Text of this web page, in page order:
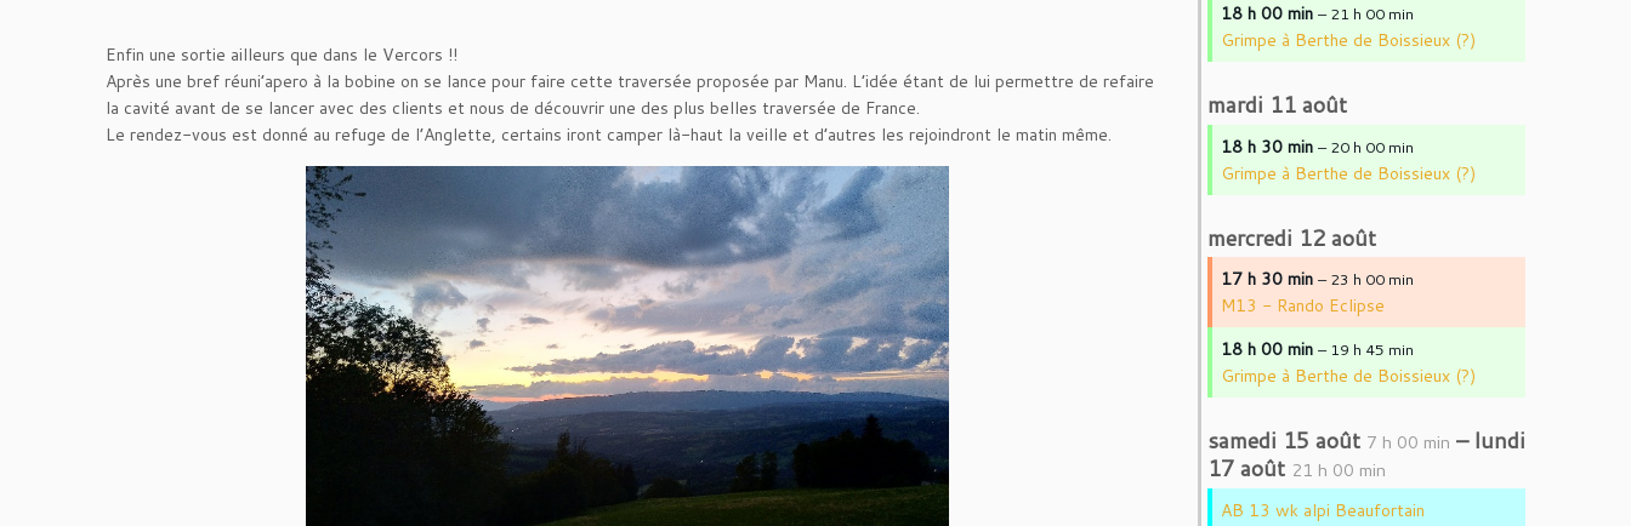
Enfin une sortie ailleurs que dans le Vercors !!
Après une bref réuni’apero à la bobine on se lance pour faire cette traversée proposée par Manu. L’idée étant de lui permettre de refaire
la cavité avant de se lancer avec des clients et nous de découvrir une des plus belles traversée de France.
Le rendez-vous est donné au refuge de l’Anglette, certains iront camper là-haut la veille et d’autres les rejoindront le matin même.
18 h 00 min – 21 h 00 min
Grimpe à Berthe de Boissieux (?)
mardi 11août
18 h 30 min – 20 h 00 min
Grimpe à Berthe de Boissieux (?)
mercredi 12août
17 h 30 min – 23 h 00 min
M13 - Rando Eclipse
18 h 00 min – 19 h 45 min
Grimpe à Berthe de Boissieux (?)
samedi 15 août 7 h 00 min –lundi
17août 21 h 00 min
AB 13 wk alpi Beaufortain